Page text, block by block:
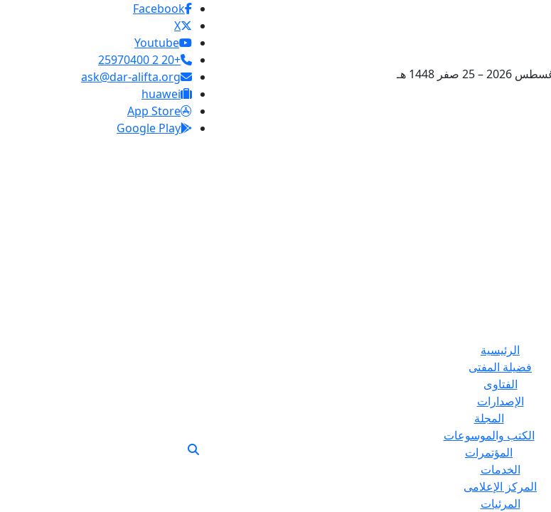
Facebook
X
Youtube
+20 2 25970400
ask@dar-alifta.org
huawei
App Store
Google Play
الرئيسية
فضيلة المفتى
الفتاوى
الإصدارات
المجلة
الكتب والموسوعات
المؤتمرات
الخدمات
المركز الإعلامى
المرئيات